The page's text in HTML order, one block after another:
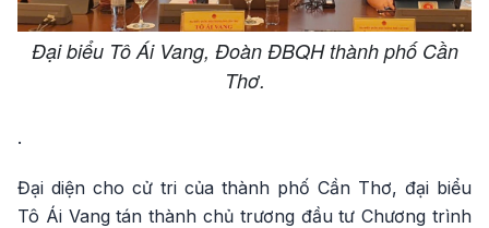
Đại biểu Tô Ái Vang, Đoàn ĐBQH thành phố Cần
Thơ.
.
Đại diện cho cử tri của thành phố Cần Thơ, đại biểu
Tô Ái Vang tán thành chủ trương đầu tư Chương trình